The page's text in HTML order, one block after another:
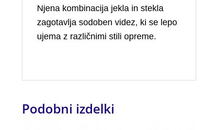
Njena kombinacija jekla in stekla
zagotavlja sodoben videz, ki se lepo
ujema z različnimi stili opreme.
Podobni izdelki